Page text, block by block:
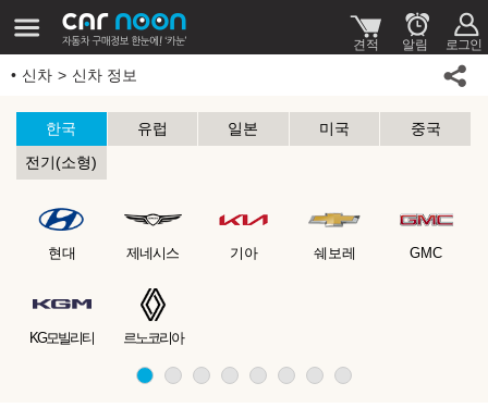
신차 신차 정보
한국 유럽 일본 미국
중국
전기(소형)
현대 제네시스 기아 쉐보레 GMC
KG모빌리티 르노코리아